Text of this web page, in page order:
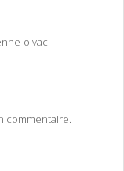
olvac
commentaire.